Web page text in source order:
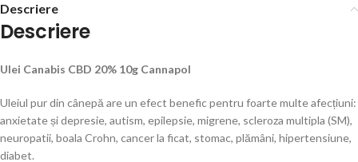
Descriere
Descriere
Ulei Canabis CBD 20% 10g Cannapol
Uleiul pur din cânepă are un efect benefic pentru foarte multe afecțiuni:
anxietate și depresie, autism, epilepsie, migrene, scleroza multipla (SM),
neuropatii, boala Crohn, cancer la ficat, stomac, plămâni, hipertensiune,
diabet.